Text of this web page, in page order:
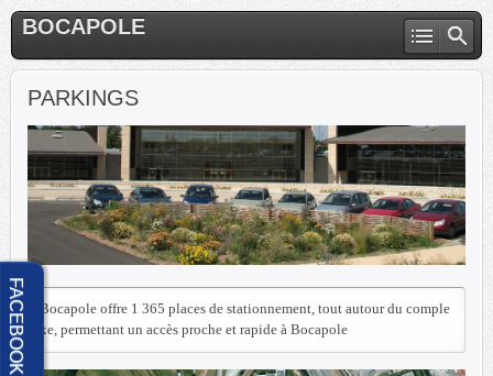
BOCAPOLE
PARKINGS
Bocapole offre 1 365 places de stationnement, tout autour du comple
xe, permettant un accès proche et rapide à Bocapole
FACEBOOK